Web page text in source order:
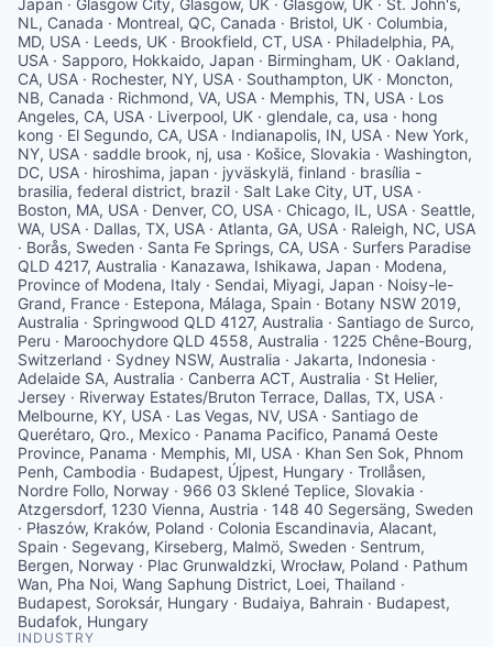
Japan · Glasgow City, Glasgow, UK · Glasgow, UK · St. John's,
NL, Canada · Montreal, QC, Canada · Bristol, UK · Columbia,
MD, USA · Leeds, UK · Brookfield, CT, USA · Philadelphia, PA,
USA · Sapporo, Hokkaido, Japan · Birmingham, UK · Oakland,
CA, USA · Rochester, NY, USA · Southampton, UK · Moncton,
NB, Canada · Richmond, VA, USA · Memphis, TN, USA · Los
Angeles, CA, USA · Liverpool, UK · glendale, ca, usa · hong
kong · El Segundo, CA, USA · Indianapolis, IN, USA · New York,
NY, USA · saddle brook, nj, usa · Košice, Slovakia · Washington,
DC, USA · hiroshima, japan · jyväskylä, finland · brasília -
brasilia, federal district, brazil · Salt Lake City, UT, USA ·
Boston, MA, USA · Denver, CO, USA · Chicago, IL, USA · Seattle,
WA, USA · Dallas, TX, USA · Atlanta, GA, USA · Raleigh, NC, USA
· Borås, Sweden · Santa Fe Springs, CA, USA · Surfers Paradise
QLD 4217, Australia · Kanazawa, Ishikawa, Japan · Modena,
Province of Modena, Italy · Sendai, Miyagi, Japan · Noisy-le-
Grand, France · Estepona, Málaga, Spain · Botany NSW 2019,
Australia · Springwood QLD 4127, Australia · Santiago de Surco,
Peru · Maroochydore QLD 4558, Australia · 1225 Chêne-Bourg,
Switzerland · Sydney NSW, Australia · Jakarta, Indonesia ·
Adelaide SA, Australia · Canberra ACT, Australia · St Helier,
Jersey · Riverway Estates/Bruton Terrace, Dallas, TX, USA ·
Melbourne, KY, USA · Las Vegas, NV, USA · Santiago de
Querétaro, Qro., Mexico · Panama Pacifico, Panamá Oeste
Province, Panama · Memphis, MI, USA · Khan Sen Sok, Phnom
Penh, Cambodia · Budapest, Újpest, Hungary · Trollåsen,
Nordre Follo, Norway · 966 03 Sklené Teplice, Slovakia ·
Atzgersdorf, 1230 Vienna, Austria · 148 40 Segersäng, Sweden
· Płaszów, Kraków, Poland · Colonia Escandinavia, Alacant,
Spain · Segevang, Kirseberg, Malmö, Sweden · Sentrum,
Bergen, Norway · Plac Grunwaldzki, Wrocław, Poland · Pathum
Wan, Pha Noi, Wang Saphung District, Loei, Thailand ·
Budapest, Soroksár, Hungary · Budaiya, Bahrain · Budapest,
Budafok, Hungary
INDUSTRY